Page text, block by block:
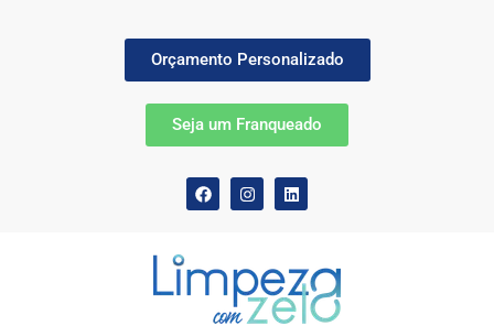
Orçamento Personalizado
Seja um Franqueado